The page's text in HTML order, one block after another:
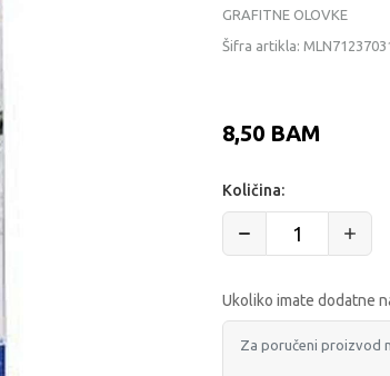
GRAFITNE OLOVKE
Šifra artikla:
8,50 BAM
Količina:
Ukoliko imate dodatne